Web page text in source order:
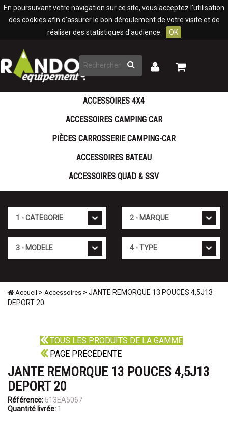
En poursuivant votre navigation sur ce site, vous acceptez l'utilisation
des cookies afin d'assurer le bon déroulement de votre visite et de
réaliser des statistiques d'audience.
OK
Rechercher
Mon
Mon
ACCESSOIRES 4X4
ACCESSOIRES CAMPING CAR
PIÈCES CARROSSERIE CAMPING-CAR
ACCESSOIRES BATEAU
ACCESSOIRES QUAD & SSV
Accueil > Accessoires > JANTE REMORQUE 13 POUCES 4,5J13
DEPORT 20
TOUS LES PRODUITS DE LA GAMME
PAGE PRÉCÉDENTE
JANTE REMORQUE 13 POUCES 4,5J13
DEPORT 20
Référence: 513EA5067
Quantité livrée: 1
Panneau de gestion des cookies